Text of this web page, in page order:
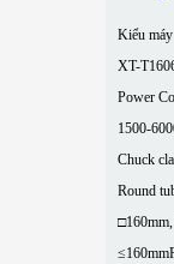
Kiểu máy
XT-
Power
1500-
Chuck
Round
≤160mm